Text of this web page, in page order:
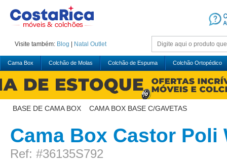
Visite também: Blog Natal Outlet
Cama Box Colchão de Molas Colchão de Espuma Colchão Ortopédico
BASE DE CAMA BOX CAMA BOX BASE C/GAVETAS
Cama Box Castor Poli
Ref: #36135S792